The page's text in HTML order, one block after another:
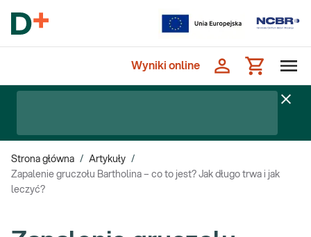
Wyniki online
Strona główna / Artykuły /
Zapalenie gruczołu Bartholina – co to jest? Jak długo trwa i jak
leczyć?